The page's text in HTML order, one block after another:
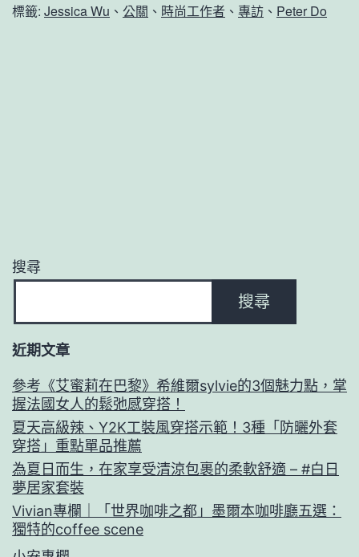
標籤: Jessica Wu 、 公關 、 時尚工作者 、 專訪 、 Peter Do
搜尋
搜尋
近期文章
參考《艾蜜莉在巴黎》希維爾sylvie的3個魅力點，掌
握法國女人的鬆弛感穿搭！
夏天高級辣、Y2K工裝風穿搭示範！3種「防曬外套
穿搭」重點單品推薦
為夏日而生，在家享受清涼包裹的柔軟舒適 – #白日
夢居家套裝
Vivian專欄｜「世界咖啡之都」墨爾本咖啡廳五選：
獨特的coffee scene